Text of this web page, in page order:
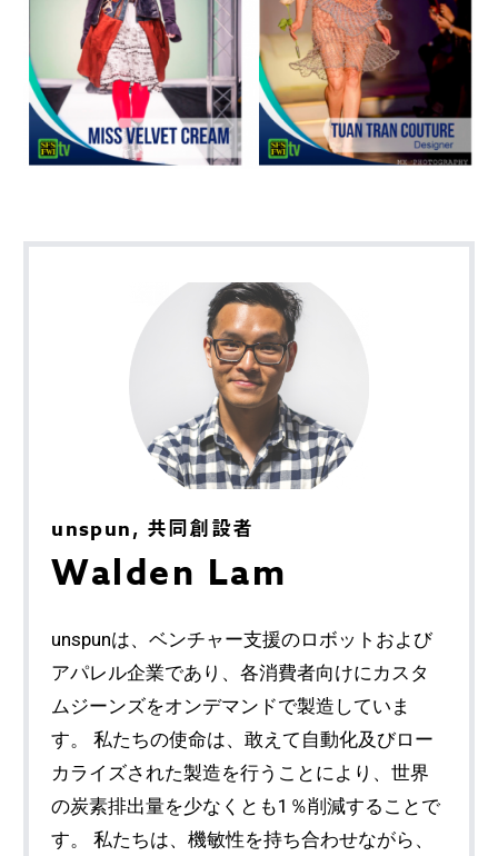
unspun, 共同創設者
Walden Lam
unspunは、ベンチャー支援のロボットおよび
アパレル企業であり、各消費者向けにカスタ
ムジーンズをオンデマンドで製造していま
す。 私たちの使命は、敢えて自動化及びロー
カライズされた製造を行うことにより、世界
の炭素排出量を少なくとも1％削減することで
す。 私たちは、機敏性を持ち合わせながら、